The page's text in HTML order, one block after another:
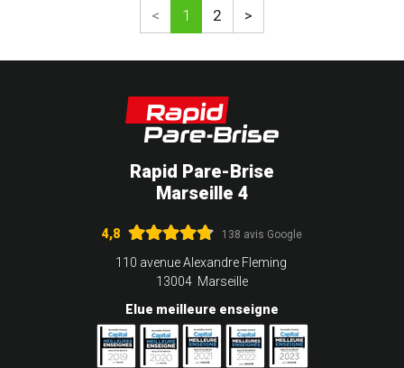
< 1 2 >
Rapid Pare-Brise
Marseille 4
4,8 138 avis Google
110 avenue Alexandre Fleming
13004 Marseille
Elue meilleure enseigne